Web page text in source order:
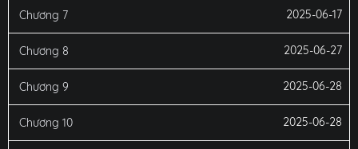
Chương 7 2025-06-17
Chương 8 2025-06-27
Chương 9 2025-06-28
Chương 10 2025-06-28